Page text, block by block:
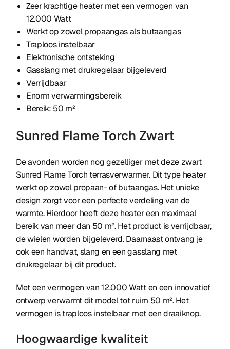
Zeer krachtige heater met een vermogen van
12.000 Watt
Werkt op zowel propaangas als butaangas
Traploos instelbaar
Elektronische ontsteking
Gasslang met drukregelaar bijgeleverd
Verrijdbaar
Enorm verwarmingsbereik
Bereik: 50 m²
Sunred Flame Torch Zwart
De avonden worden nog gezelliger met deze zwart
Sunred Flame Torch terrasverwarmer. Dit type heater
werkt op zowel propaan- of butaangas. Het unieke
design zorgt voor een perfecte verdeling van de
warmte. Hierdoor heeft deze heater een maximaal
bereik van meer dan 50 m². Het product is verrijdbaar,
de wielen worden bijgeleverd. Daarnaast ontvang je
ook een handvat, slang en een gasslang met
drukregelaar bij dit product.
Met een vermogen van 12.000 Watt en een innovatief
ontwerp verwarmt dit model tot ruim 50 m². Het
vermogen is traploos instelbaar met een draaiknop.
Hoogwaardige kwaliteit